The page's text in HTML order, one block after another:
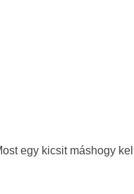
egy kicsit máshogy